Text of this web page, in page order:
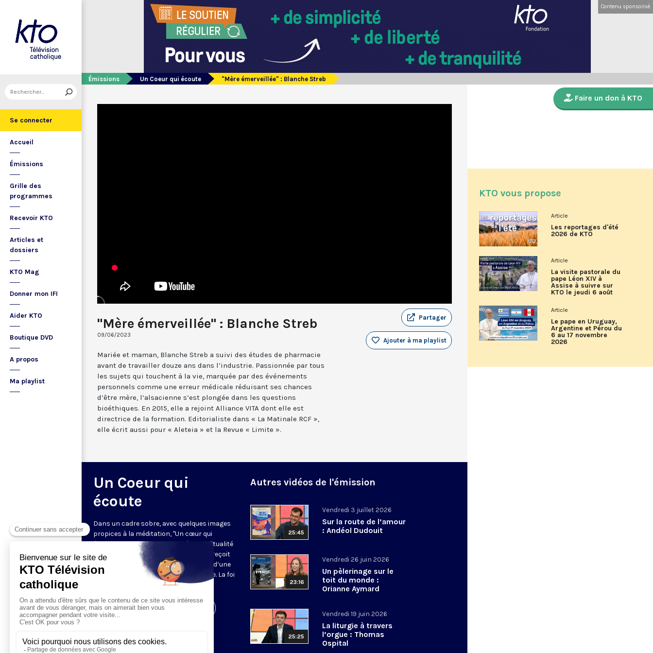
Se connecter
Accueil
Émissions
Grille des
programmes
Recevoir KTO
Articles et
dossiers
KTO Mag
Donner mon IFI
Aider KTO
Boutique DVD
A propos
Ma playlist
Contenu sponsorisé
Émissions Un Coeur qui écoute "Mère émerveillée" : Blanche Streb
"Mère émerveillée" : Blanche Streb
09/06/2023
Partager
Ajouter à ma playlist
Mariée et maman, Blanche Streb a suivi des études de pharmacie
avant de travailler douze ans dans l’industrie. Passionnée par tous
les sujets qui touchent à la vie, marquée par des événements
personnels comme une erreur médicale réduisant ses chances
d’être mère, l’alsacienne s’est plongée dans les questions
bioéthiques. En 2015, elle a rejoint Alliance VITA dont elle est
directrice de la formation. Editorialiste dans « La Matinale RCF »,
elle écrit aussi pour « Aleteia » et la Revue « Limite ».
Un Coeur qui
écoute
Dans un cadre sobre, avec quelques images
propices à la méditation, "Un cœur qui
écoute" donne toute sa place à la spiritualité
sur le ton de l’intime. Cyril Lepeigneux reçoit
un invité pour 26 minutes d’évocation d’une
vie, d’une intense expérience spirituelle. La foi
vivante et incarnée par des témoins.
Visiter la page de l'émission
Autres vidéos de l'émission
25:45
Vendredi 3 juillet 2026
Sur la route de l’amour
: Andéol Dudouit
23:16
Vendredi 26 juin 2026
Un pèlerinage sur le
toit du monde :
Orianne Aymard
25:25
Vendredi 19 juin 2026
La liturgie à travers
l’orgue : Thomas
Ospital
Faire un don à KTO
KTO vous propose
Article
Les reportages d'été
2026 de KTO
Article
La visite pastorale du
pape Léon XIV à
Assise à suivre sur
KTO le jeudi 6 août
Article
Le pape en Uruguay,
Argentine et Pérou du
6 au 17 novembre
2026